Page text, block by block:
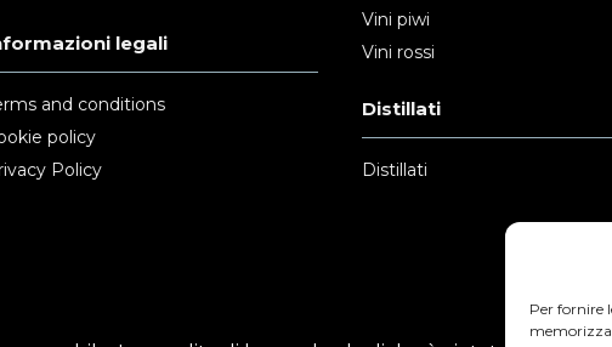
Per fornire
legali
and conditions
policy
Policy
Vini piwi
Vini rossi
Distillati
Distillati